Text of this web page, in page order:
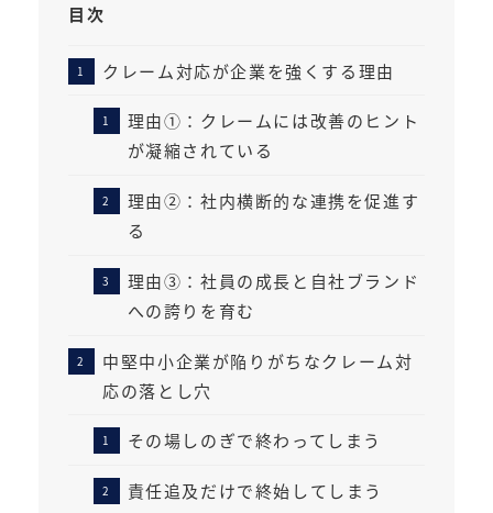
目次
クレーム対応が企業を強くする理由
理由①：クレームには改善のヒント
が凝縮されている
理由②：社内横断的な連携を促進す
る
理由③：社員の成長と自社ブランド
への誇りを育む
中堅中小企業が陥りがちなクレーム対
応の落とし穴
その場しのぎで終わってしまう
責任追及だけで終始してしまう